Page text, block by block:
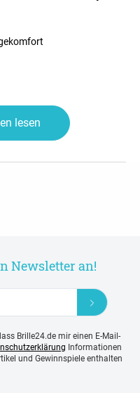
lesen
Newsletter an!
Brille24.de mir einen E-Mail-
Informationen
und Gewinnspiele enthalten